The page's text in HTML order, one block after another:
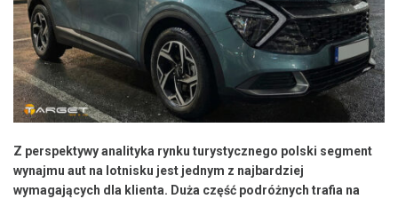
Z perspektywy analityka rynku turystycznego polski segment
wynajmu aut na lotnisku jest jednym z najbardziej
wymagających dla klienta. Duża część podróżnych trafia na